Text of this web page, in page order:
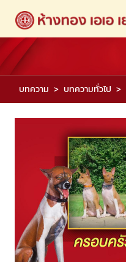
บทความ บทความทั่วไป